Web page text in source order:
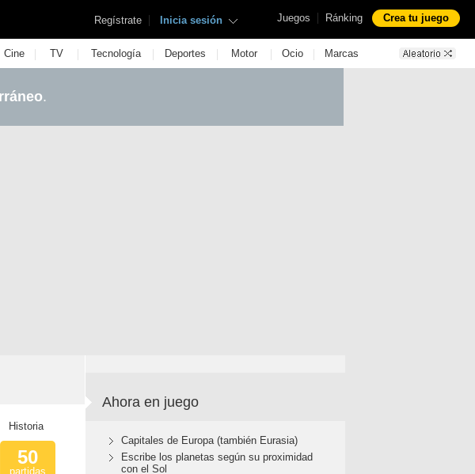
Juegos | Ránking Crea tu juego
Regístrate | Inicia sesión
Cine | TV | Tecnología | Deportes | Motor | Ocio | Marcas
.
Historia
50
partidas
Ahora en juego
Capitales de Europa (también Eurasia)
Escribe los planetas según su proximidad
con el Sol